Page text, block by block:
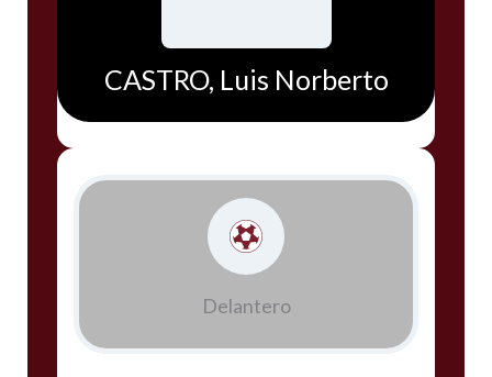
CASTRO, Luis Norberto
Delantero